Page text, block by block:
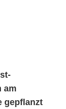
am
gepflanzt